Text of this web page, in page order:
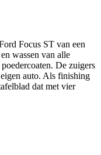
Focus ST van een
wassen van alle
De zuigers
auto. Als finishing
dat met vier